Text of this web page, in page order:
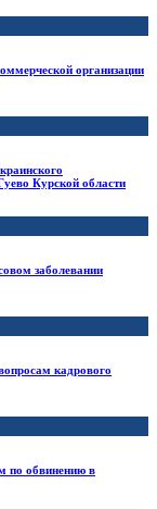
организации
Курской области
заболевании
кадрового
по обвинению в